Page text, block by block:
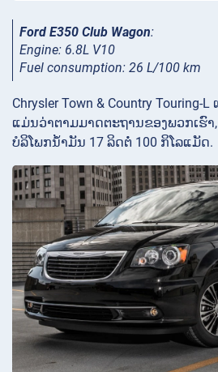
Ford E350 Club Wagon:
Engine: 6.8L V10
Fuel consumption: 26 L/100 km
Chrysler Town & Country Touring-
ແມ່ນວ່າຕາມມາດຕະຖານຂອງພວກເຮົາ
ບໍລິໂພກນໍ້າມັນ 17 ລິດຕໍ່ 100 ກິໂລແມັດ.